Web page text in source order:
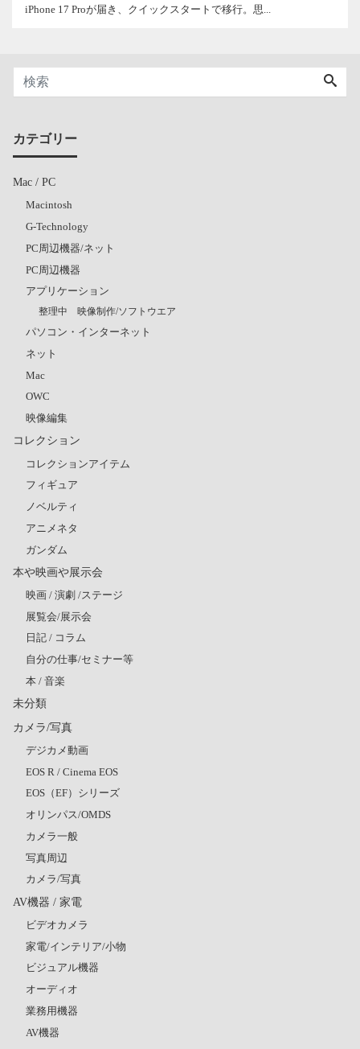
iPhone 17 Proが届き、クイックスタートで移行。思...
カテゴリー
Mac / PC
Macintosh
G-Technology
PC周辺機器/ネット
PC周辺機器
アプリケーション
整理中 映像制作/ソフトウエア
パソコン・インターネット
ネット
Mac
OWC
映像編集
コレクション
コレクションアイテム
フィギュア
ノベルティ
アニメネタ
ガンダム
本や映画や展示会
映画 / 演劇 /ステージ
展覧会/展示会
日記 / コラム
自分の仕事/セミナー等
本 / 音楽
未分類
カメラ/写真
デジカメ動画
EOS R / Cinema EOS
EOS（EF）シリーズ
オリンパス/OMDS
カメラ一般
写真周辺
カメラ/写真
AV機器 / 家電
ビデオカメラ
家電/インテリア/小物
ビジュアル機器
オーディオ
業務用機器
AV機器